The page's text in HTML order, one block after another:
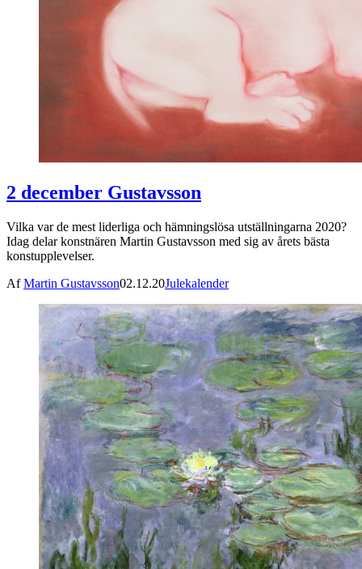
2 december Gustavsson
Vilka var de mest liderliga och hämningslösa utställningarna 2020?
Idag delar konstnären Martin Gustavsson med sig av årets bästa
konstupplevelser.
AfMartin Gustavsson02.12.20Julekalender